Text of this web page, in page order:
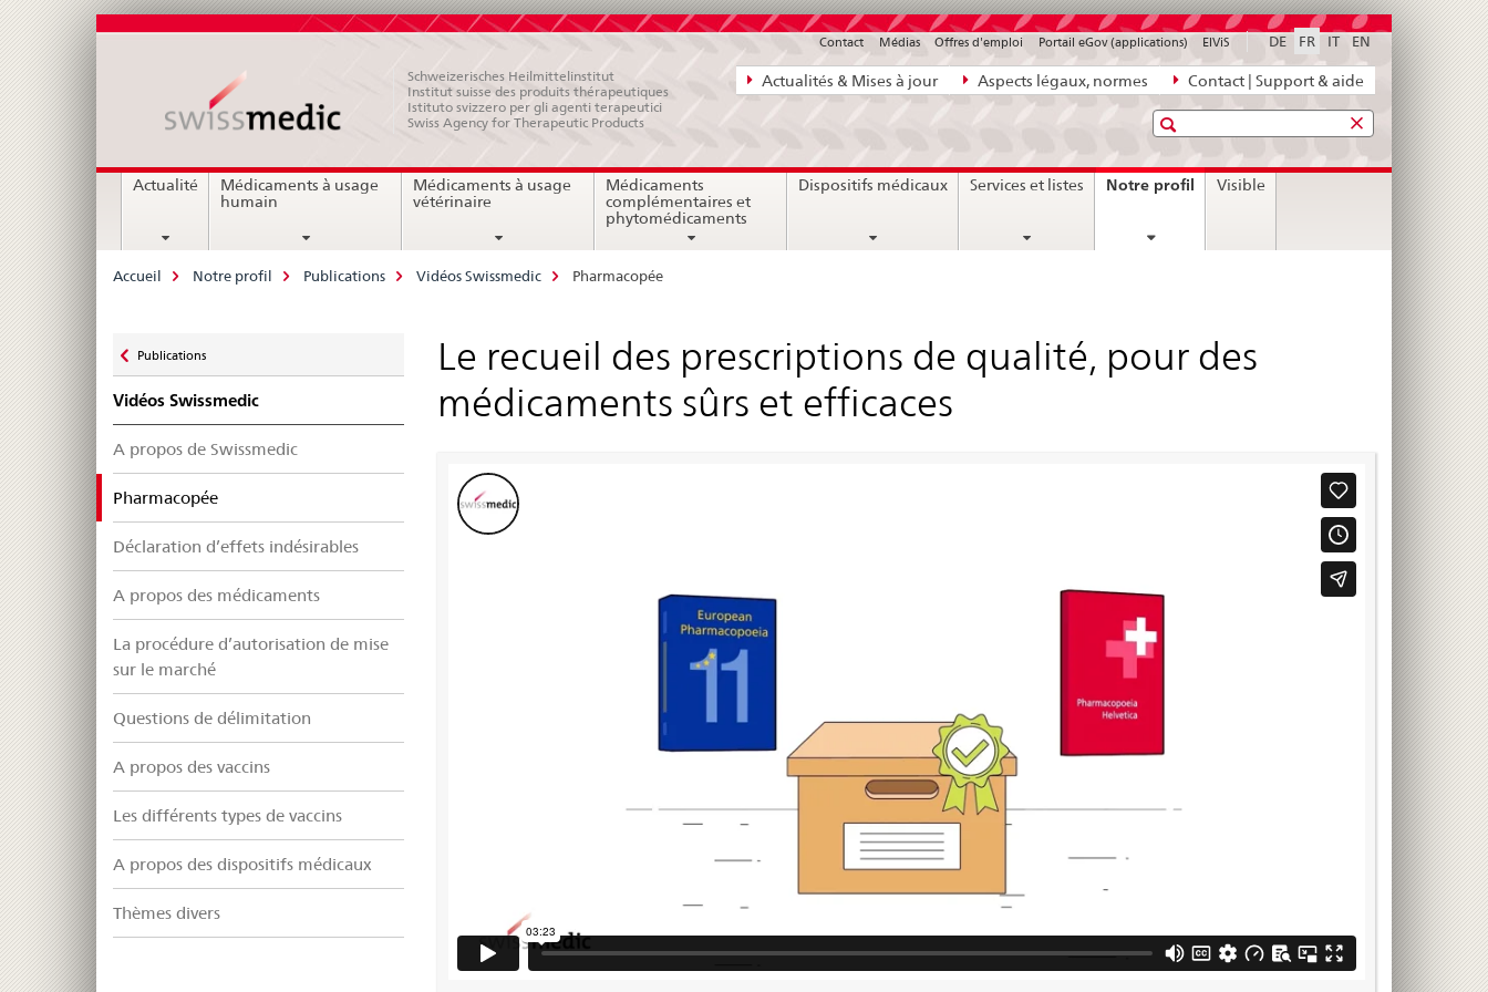
Navigation
directe:
bases
juridiques,
contact
Actualités & Mises à jour Aspects légaux, normes Contact | Support & aide
DE FR IT EN
Contact Médias Offres d'emploi Portail eGov (applications) ElViS
Schweizerisches Heilmittelinstitut
Institut suisse des produits thérapeutiques
Istituto svizzero per gli agenti terapeutici
Swiss Agency for Therapeutic Products
Recherche
Navigation
Actualité
Médicaments à usage
humain
Médicaments à usage
vétérinaire
Médicaments
complémentaires et
phytomédicaments
Dispositifs médicaux Services et listes Notre profil current
Visible
Breadcrumb
Accueil Notre profil Publications Vidéos Swissmedic Pharmacopée
zu
Publications
Vidéos Swissmedic
A propos de Swissmedic
Pharmacopéeselected
Déclaration d’effets indésirables
A propos des médicaments
La procédure d’autorisation de mise
sur le marché
Questions de délimitation
A propos des vaccins
Les différents types de vaccins
A propos des dispositifs médicaux
Thèmes divers
Le recueil des prescriptions de qualité, pour des
médicaments sûrs et efficaces